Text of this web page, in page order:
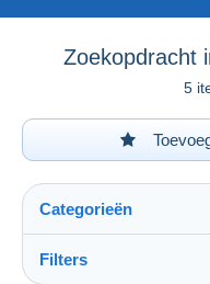
Zoekopdracht
5
Categorieën
Filters